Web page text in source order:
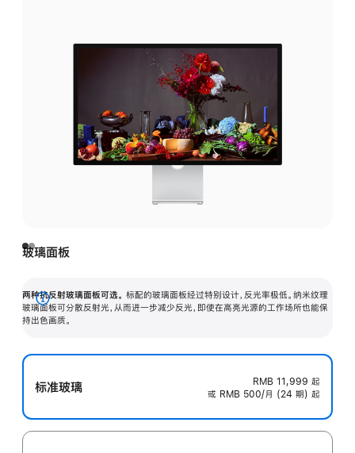
玻璃面板
两种抗反射玻璃面板可选。 标配的玻璃面板经过特别设计，反光率极低。纳米纹理
玻璃面板可分散反射光，从而进一步减少反光，即使在高亮光源的工作场所也能保
持出色画质。
展
开
标准玻璃 RMB 11,999 起
或 RMB 500/月 (24 期) 起